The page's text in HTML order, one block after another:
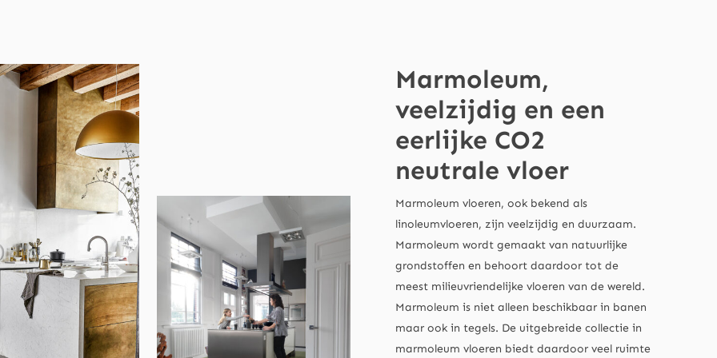
Marmoleum,
veelzijdig en een
eerlijke CO2
neutrale vloer
Marmoleum vloeren, ook bekend als
linoleumvloeren, zijn veelzijdig en duurzaam.
Marmoleum wordt gemaakt van natuurlijke
grondstoffen en behoort daardoor tot de
meest milieuvriendelijke vloeren van de wereld.
Marmoleum is niet alleen beschikbaar in banen
maar ook in tegels. De uitgebreide collectie in
marmoleum vloeren biedt daardoor veel ruimte